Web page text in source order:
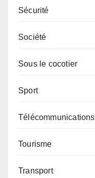
Sécurité
Société
Sous le cocotier
Sport
Télécommunications
Tourisme
Transport